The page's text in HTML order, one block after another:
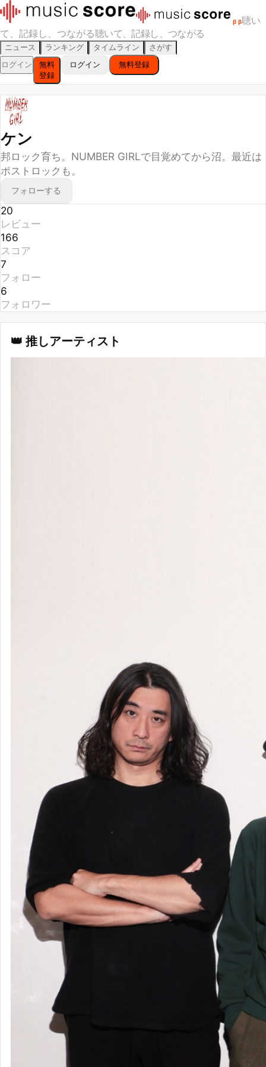
β β聴い
て、記録し、つながる聴いて、記録し、つながる
ニュース ランキング タイムライン
さがす
ログイン
無料
登録
ログイン 無料登録
ケン
邦ロック育ち。NUMBER GIRLで目覚めてから沼。最近は
ポストロックも。
フォローする
レビュー
166
スコア
7
フォロー
6
フォロワー
👑 推しアーティスト